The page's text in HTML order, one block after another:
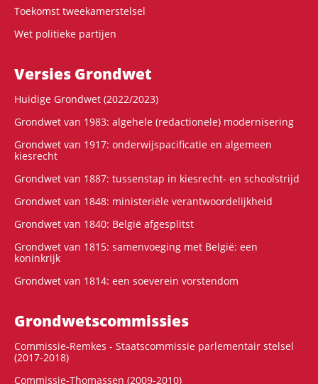
Toekomst tweekamerstelsel
Wet politieke partijen
Versies Grondwet
Huidige Grondwet (2022/2023)
Grondwet van 1983: algehele (redactionele) modernisering
Grondwet van 1917: onderwijspacificatie en algemeen
kiesrecht
Grondwet van 1887: tussenstap in kiesrecht- en schoolstrijd
Grondwet van 1848: ministeriële verantwoordelijkheid
Grondwet van 1840: België afgesplitst
Grondwet van 1815: samenvoeging met België: een
koninkrijk
Grondwet van 1814: een soeverein vorstendom
Grondwets­commissies
Commissie-Remkes - Staatscommissie parlementair stelsel
(2017-2018)
Commissie-Thomassen (2009-2010)